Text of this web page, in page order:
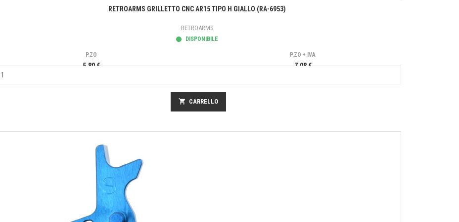
Anteprima
RETROARMS GRILLETTO CNC AR15 TIPO H GIALLO (RA-6953)
RETROARMS
DISPONIBILE
P.ZO
5,80 €
P.ZO + IVA
7,08 €
shopping_cart CARRELLO